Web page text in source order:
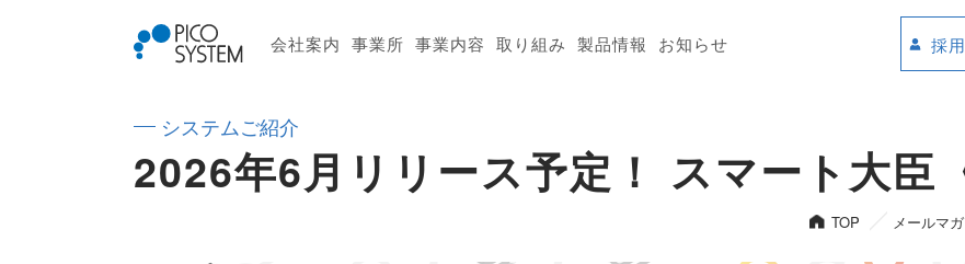
会社案内 事業所 事業内容 取り組み 製品情報 お知らせ 採
システムご紹介
2026年6月リリース予定！ スマート大臣
TOP メールマ